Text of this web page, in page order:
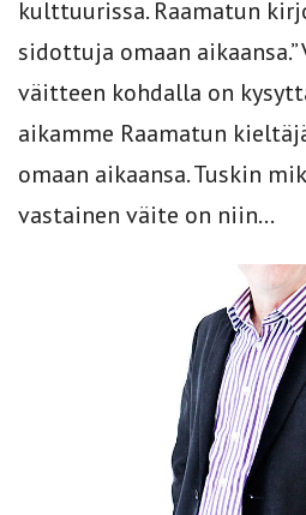
kulttuurissa. Raamatun
sidottuja omaan
väitteen kohdalla on
aikamme Raamatun
omaan aikaansa. Tuskin
vastainen väite on niin...